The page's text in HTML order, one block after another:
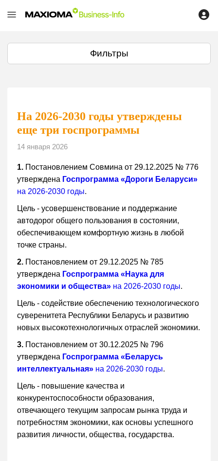
Фильтры
На 2026-2030 годы утверждены
еще три госпрограммы
14 января 2026
1. Постановлением Совмина от 29.12.2025 № 776
утверждена Госпрограмма «Дороги Беларуси»
на 2026-2030 годы.
Цель - усовершенствование и поддержание
автодорог общего пользования в состоянии,
обеспечивающем комфортную жизнь в любой
точке страны.
2. Постановлением от 29.12.2025 № 785
утверждена Госпрограмма «Наука для
экономики и общества» на 2026-2030 годы.
Цель - содействие обеспечению технологического
суверенитета Республики Беларусь и развитию
новых высокотехнологичных отраслей экономики.
3. Постановлением от 30.12.2025 № 796
утверждена Госпрограмма «Беларусь
интеллектуальная» на 2026-2030 годы.
Цель - повышение качества и
конкурентоспособности образования,
отвечающего текущим запросам рынка труда и
потребностям экономики, как основы успешного
развития личности, общества, государства.